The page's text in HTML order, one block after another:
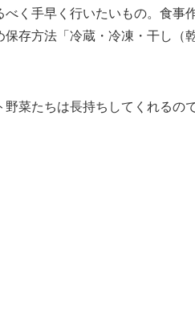
く手早く行いたいもの。食事
存方法「冷蔵・冷凍・干し（
菜たちは長持ちしてくれるの